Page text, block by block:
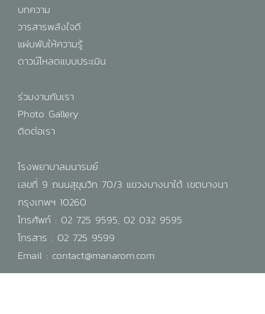
บทความ
วารสารพลังใจดี
แผ่นพับให้ความรู้
ดาวน์โหลดแบบประเมิน
ร่วมงานกับเรา
Photo Gallery
ติดต่อเรา
โรงพยาบาลมนารมย์
เลขที่ 9 ถนนสุขุมวิท 70/3 แขวงบางนาใต้ เขตบางนา
กรุงเทพฯ 10260
โทรศัพท์ : 02 725 9595, 02 032 9595
โทรสาร : 02 725 9599
Email : contact@manarom.com